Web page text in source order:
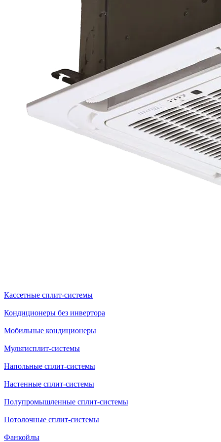
Кассетные сплит-системы
Кондиционеры без инвертора
Мобильные кондиционеры
Мультисплит-системы
Напольные сплит-системы
Настенные сплит-системы
Полупромышленные сплит-системы
Потолочные сплит-системы
Фанкойлы